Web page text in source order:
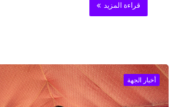
قراءة المزيد
أخبار الجهة